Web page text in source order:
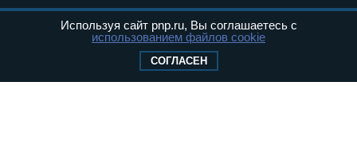
связи, информационных технологий и
массовых коммуникаций (Роскомнадзор) 05
Свидетельство о регистрации Эл № ФС77-
Используя сайт pnp.ru, Вы соглашаетесь с
использованием файлов cookie
СОГЛАСЕН